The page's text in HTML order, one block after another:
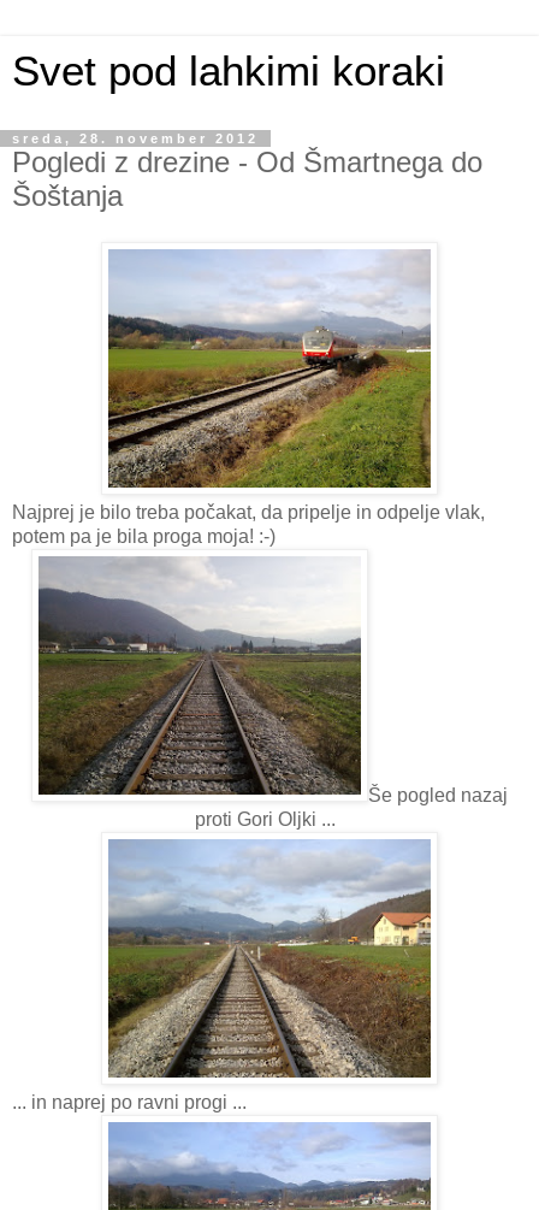
Svet pod lahkimi koraki
sreda, 28. november 2012
Pogledi z drezine - Od Šmartnega do
Šoštanja
Najprej je bilo treba počakat, da pripelje in odpelje vlak,
potem pa je bila proga moja! :-)
Še pogled nazaj
proti Gori Oljki ...
... in naprej po ravni progi ...